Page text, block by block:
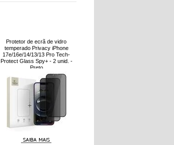
Protetor de ecrã de vidro
temperado Privacy iPhone
17e/16e/14/13/13 Pro Tech-
Protect Glass Spy+ - 2 unid. -
Preto